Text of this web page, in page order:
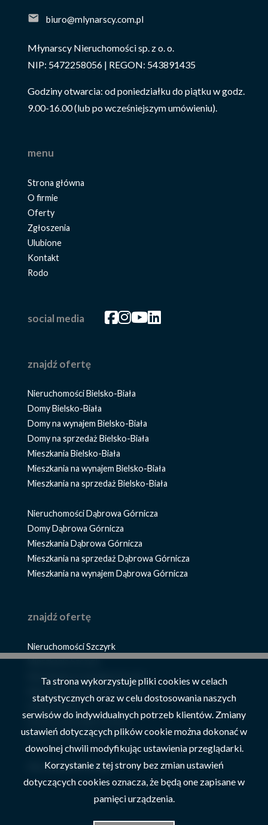
biuro@mlynarscy.com.pl
Młynarscy Nieruchomości sp. z o. o.
NIP: 5472258056 | REGON: 543891435
Godziny otwarcia: od poniedziałku do piątku w godz.
9.00-16.00 (lub po wcześniejszym umówieniu).
menu
Strona główna
O firmie
Oferty
Zgłoszenia
Ulubione
Kontakt
Rodo
social media Facebook
Facebook
Facebook
Facebook
znajdź ofertę
Nieruchomości Bielsko-Biała
Domy Bielsko-Biała
Domy na wynajem Bielsko-Biała
Domy na sprzedaż Bielsko-Biała
Mieszkania Bielsko-Biała
Mieszkania na wynajem Bielsko-Biała
Mieszkania na sprzedaż Bielsko-Biała
Nieruchomości Dąbrowa Górnicza
Domy Dąbrowa Górnicza
Mieszkania Dąbrowa Górnicza
Mieszkania na sprzedaż Dąbrowa Górnicza
Mieszkania na wynajem Dąbrowa Górnicza
znajdź ofertę
Nieruchomości Szczyrk
Mieszkania Szczyrk
Mieszkania na wynajem Szczyrk
Domy Szczyrk
Domy na sprzedaż Szczyrk
Domy na wynajem Szczyrk
Nieruchomości Żywiec
Ta strona wykorzystuje pliki cookies w celach
statystycznych oraz w celu dostosowania naszych
serwisów do indywidualnych potrzeb klientów. Zmiany
ustawień dotyczących plików cookie można dokonać w
dowolnej chwili modyfikując ustawienia przeglądarki.
Korzystanie z tej strony bez zmian ustawień
dotyczących cookies oznacza, że będą one zapisane w
pamięci urządzenia.